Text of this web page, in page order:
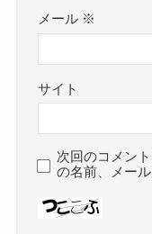
メール ※
サイト
次回のコメン
の名前、メー